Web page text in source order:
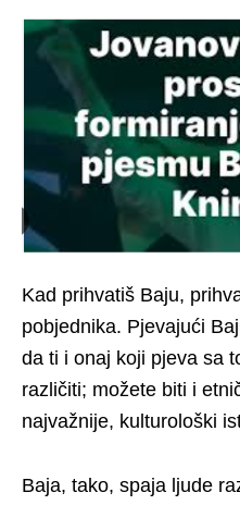
Kad prihvatiš Baju,
pobjednika. Pjevajući
da ti i onaj koji pjeva sa
različiti; možete biti i
najvažnije, kulturološki
Baja, tako, spaja ljude